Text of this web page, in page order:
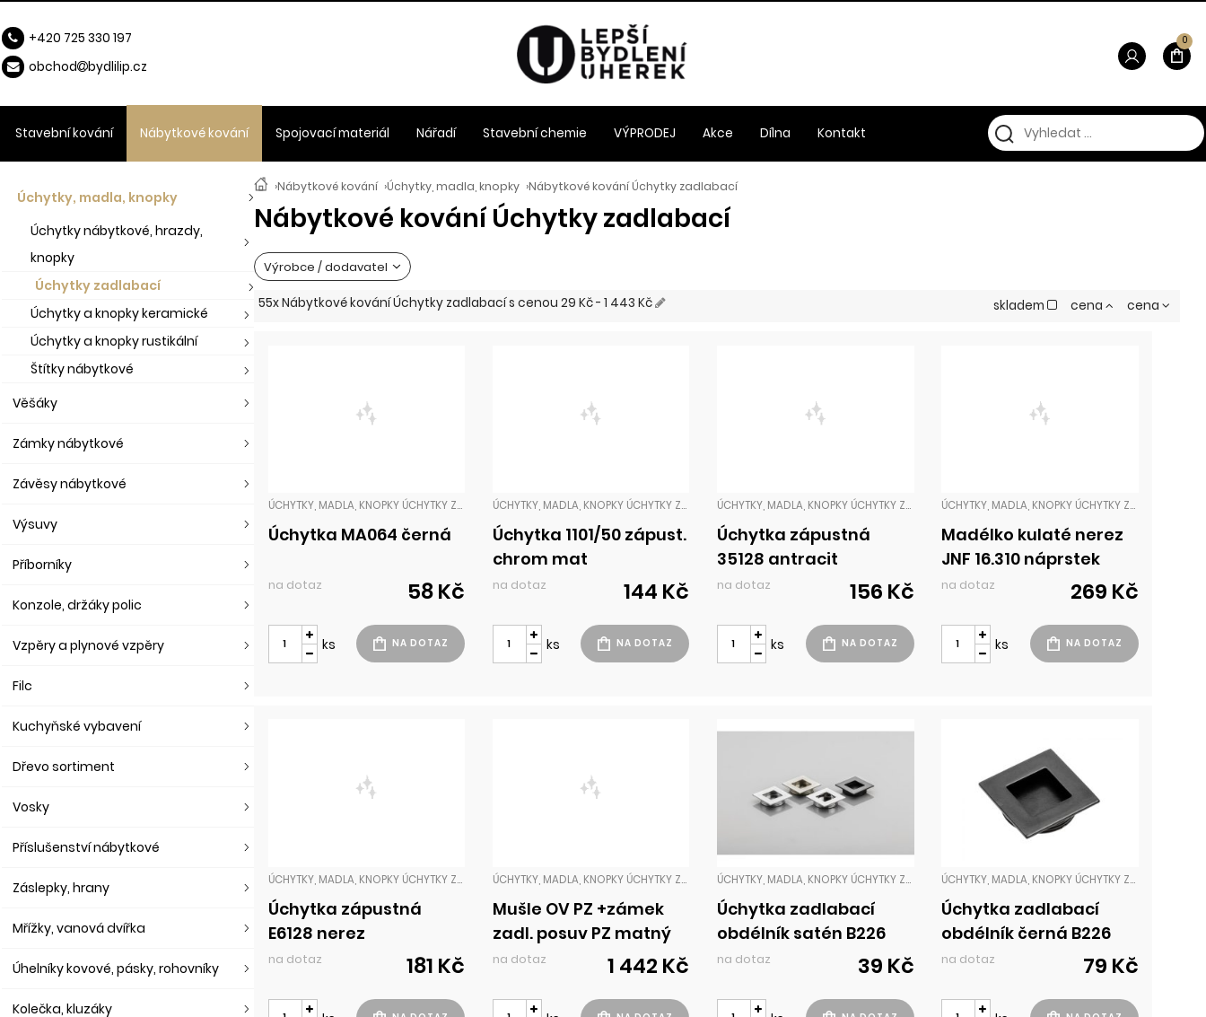
›Nábytkové kování ›Úchytky, madla, knopky ›Nábytkové kování Úchytky zadlabací
Nábytkové kování Úchytky zadlabací
Výrobce / dodavatel
skladem cena cena
55x Nábytkové kování Úchytky zadlabacís cenou29 Kč - 1 443 Kč
ÚCHYTKY, MADLA, KNOPKY ÚCHYTKY ZADLABACÍ
Úchytka MA064 černá
na dotaz 58 Kč
ks
ÚCHYTKY, MADLA, KNOPKY ÚCHYTKY ZADLABACÍ
Úchytka 1101/50 zápust.
chrom mat
na dotaz 144 Kč
ks
ÚCHYTKY, MADLA, KNOPKY ÚCHYTKY ZADLABACÍ
Úchytka zápustná
35128 antracit
na dotaz 156 Kč
ks
ÚCHYTKY, MADLA, KNOPKY ÚCHYTKY ZADLABACÍ
Madélko kulaté nerez
JNF 16.310 náprstek
na dotaz 269 Kč
ks
ÚCHYTKY, MADLA, KNOPKY ÚCHYTKY ZADLABACÍ
Úchytka zápustná
E6128 nerez
na dotaz 181 Kč
ÚCHYTKY, MADLA, KNOPKY ÚCHYTKY ZADLABACÍ
Mušle OV PZ +zámek
zadl. posuv PZ matný
nikl
na dotaz 1 442 Kč
ÚCHYTKY, MADLA, KNOPKY ÚCHYTKY ZADLABACÍ
Úchytka zadlabací
obdélník satén B226
na dotaz 39 Kč
ÚCHYTKY, MADLA, KNOPKY ÚCHYTKY ZADLABACÍ
Úchytka zadlabací
obdélník černá B226
na dotaz 79 Kč
Úchytky, madla, knopky
Úchytky nábytkové, hrazdy,
knopky
Úchytky zadlabací
Úchytky a knopky keramické
Úchytky a knopky rustikální
Štítky nábytkové
Věšáky
Zámky nábytkové
Závěsy nábytkové
Výsuvy
Příborníky
Konzole, držáky polic
Vzpěry a plynové vzpěry
Filc
Kuchyňské vybavení
Dřevo sortiment
Vosky
Příslušenství nábytkové
Záslepky, hrany
Mřížky, vanová dvířka
Úhelníky kovové, pásky, rohovníky
Kolečka, kluzáky
Stavební kování Nábytkové kování Spojovací materiál Nářadí Stavební chemie VÝPRODEJ Akce Dílna Kontakt
0
+420 725 330 197
obchod
bydlilip.cz